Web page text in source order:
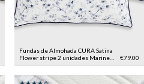
Fundas de Almohada CURA Satina
Flower stripe 2 unidades Marine
Blue
€79.00